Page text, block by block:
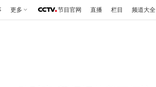
更多 节目官网 直播 栏目 频道大全